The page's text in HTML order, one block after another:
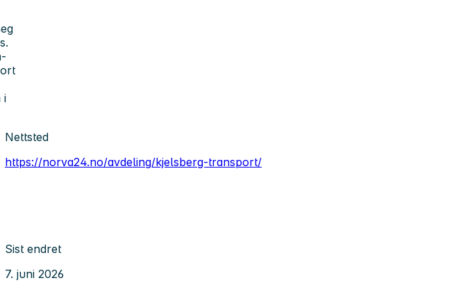
i
Nettsted
https://norva24.no/avdeling/kjelsberg-transport/
Sist endret
7. juni 2026